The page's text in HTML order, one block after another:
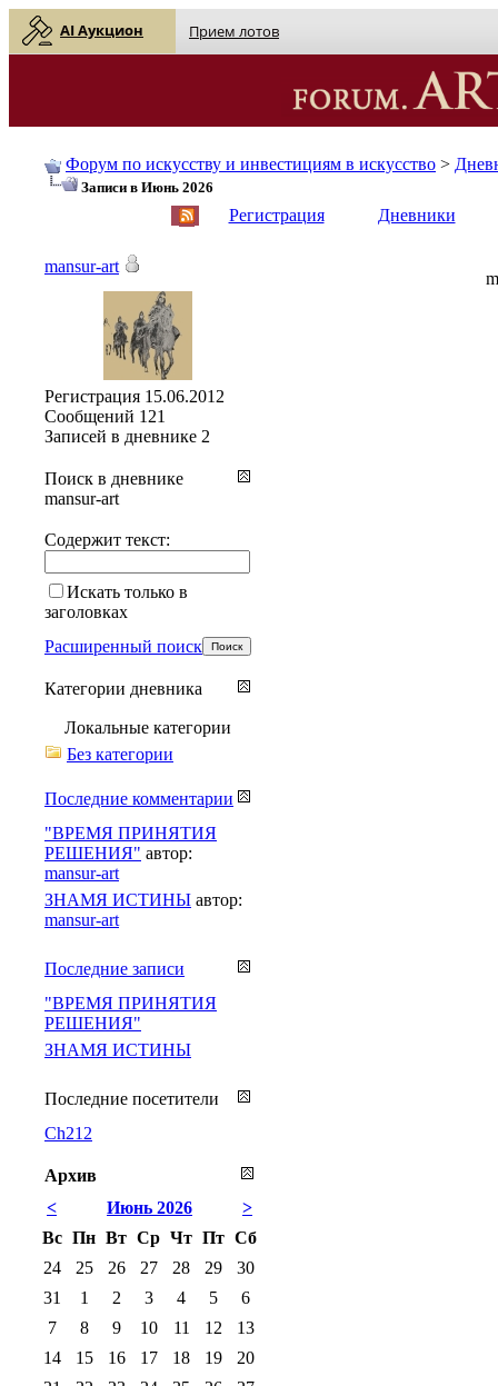
AI Аукцион Прием лотов
Форум по искусству и инвестициям в искусство >
Записи в Июнь 2026
Регистрация Дневники
mansur-art
Регистрация 15.06.2012
Сообщений 121
Записей в дневнике 2
Поиск в дневнике
mansur-art
Содержит текст:
Искать только в
заголовках
Расширенный поиск
Категории дневника
Локальные категории
Без категории
Последние комментарии
"ВРЕМЯ ПРИНЯТИЯ
РЕШЕНИЯ" автор:
mansur-art
ЗНАМЯ ИСТИНЫ автор:
mansur-art
Последние записи
"ВРЕМЯ ПРИНЯТИЯ
РЕШЕНИЯ"
ЗНАМЯ ИСТИНЫ
Последние посетители
Ch212
Архив
<
>
Июнь 2026
Вс Пн Вт Ср Чт Пт Сб
24
25 26 27 28 29
30
31
1 2 3 4 5
6
7
8 9 10 11 12
13
14
15 16 17 18 19
20